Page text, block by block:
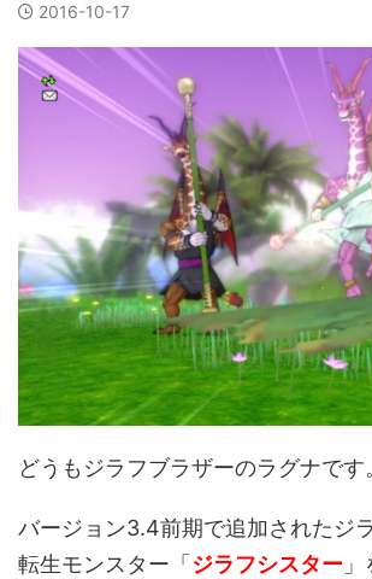
2016-10-17
どうもジラフブラザーのラグナです
バージョン3.4前期で追加されたジ
転生モンスター「 ジラフシスター